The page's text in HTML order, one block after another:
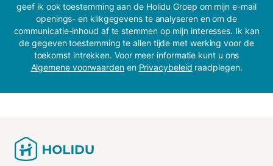
geef ik ook toestemming aan de Holidu Groep om mijn e-mail
openings- en klikgegevens te analyseren en om de
communicatie-inhoud af te stemmen op mijn interesses. Ik kan
de gegeven toestemming te allen tijde met werking voor de
toekomst intrekken. Voor meer informatie kunt u ons
Algemene voorwaardenen Privacybeleid raadplegen.